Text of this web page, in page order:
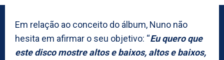
Em relação ao conceito do álbum, Nuno não
hesita em afirmar o seu objetivo: “Eu quero que
este disco mostre altos e baixos, altos e baixos,